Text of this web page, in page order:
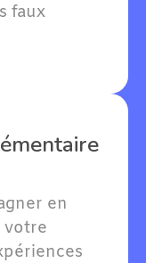
faux
en
votre